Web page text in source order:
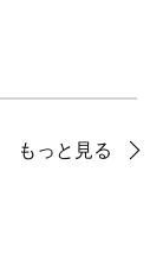
もっと見る